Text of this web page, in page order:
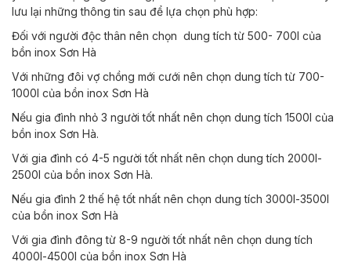
lưu lại những thông tin sau để lựa chọn phù hợp:
Đối với người độc thân nên chọn dung tích từ 500- 700l của
bồn inox Sơn Hà
Với những đôi vợ chồng mới cưới nên chọn dung tích từ 700-
1000l của bồn inox Sơn Hà
Nếu gia đình nhỏ 3 người tốt nhất nên chọn dung tích 1500l của
bồn inox Sơn Hà.
Với gia đình có 4-5 người tốt nhất nên chọn dung tích 2000l-
2500l của bồn inox Sơn Hà.
Nếu gia đình 2 thế hệ tốt nhất nên chọn dung tích 3000l-3500l
của bồn inox Sơn Hà
Với gia đình đông từ 8-9 người tốt nhất nên chọn dung tích
4000l-4500l của bồn inox Sơn Hà